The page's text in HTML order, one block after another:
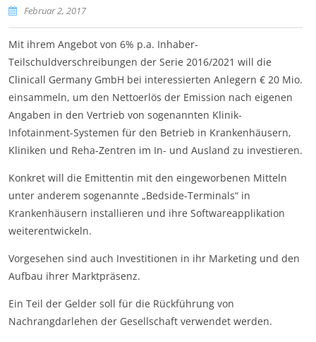
Februar 2, 2017
Mit ihrem Angebot von 6% p.a. Inhaber-
Teilschuldverschreibungen der Serie 2016/2021 will die
Clinicall Germany GmbH bei interessierten Anlegern € 20 Mio.
einsammeln, um den Nettoerlös der Emission nach eigenen
Angaben in den Vertrieb von sogenannten Klinik-
Infotainment-Systemen für den Betrieb in Krankenhäusern,
Kliniken und Reha-Zentren im In- und Ausland zu investieren.
Konkret will die Emittentin mit den eingeworbenen Mitteln
unter anderem sogenannte „Bedside-Terminals“ in
Krankenhäusern installieren und ihre Softwareapplikation
weiterentwickeln.
Vorgesehen sind auch Investitionen in ihr Marketing und den
Aufbau ihrer Marktpräsenz.
Ein Teil der Gelder soll für die Rückführung von
Nachrangdarlehen der Gesellschaft verwendet werden.